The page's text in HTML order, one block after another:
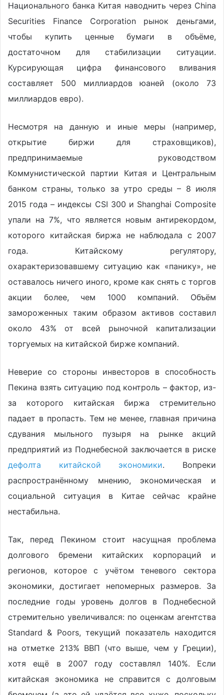
Национального банка Китая наводнить через China
Securities Finance Corporation рынок деньгами,
чтобы купить ценные бумаги в объёме,
достаточном для стабилизации ситуации.
Курсирующая цифра финансового вливания
составляет 500 миллиардов юаней (около 73
миллиардов евро).
Несмотря на данную и иные меры (например,
открытие биржи для страховщиков),
предпринимаемые руководством
Коммунистической партии Китая и Центральным
банком страны, только за утро среды – 8 июля
2015 года – индексы CSI 300 и Shanghai Composite
упали на 7%, что является новым антирекордом,
которого китайская биржа не наблюдала с 2007
года. Китайскому регулятору,
охарактеризовавшему ситуацию как «панику», не
оставалось ничего иного, кроме как снять с торгов
акции более, чем 1000 компаний. Объём
замороженных таким образом активов составил
около 43% от всей рыночной капитализации
торгуемых на китайской бирже компаний.
Неверие со стороны инвесторов в способность
Пекина взять ситуацию под контроль – фактор, из-
за которого китайская биржа стремительно
падает в пропасть. Тем не менее, главная причина
сдувания мыльного пузыря на рынке акций
предприятий из Поднебесной заключается в риске
дефолта китайской экономики. Вопреки
распространённому мнению, экономическая и
социальной ситуация в Китае сейчас крайне
нестабильна.
Так, перед Пекином стоит насущная проблема
долгового бремени китайских корпораций и
регионов, которое с учётом теневого сектора
экономики, достигает непомерных размеров. За
последние годы уровень долгов в Поднебесной
стремительно увеличивался: по оценкам агентства
Standard & Poors, текущий показатель находится
на отметке 213% ВВП (что выше, чем у Греции),
хотя ещё в 2007 году составлял 140%. Если
китайская экономика не справится с долговым